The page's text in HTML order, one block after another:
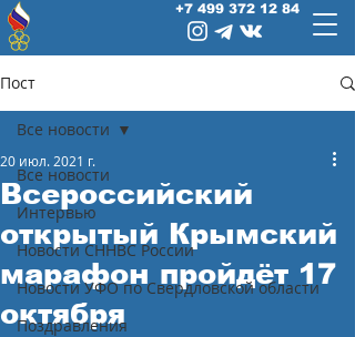
+7 499 372 12 84
Пост
Все новости
Интервью
Новости СННВС России
Новости УФО по Свердловской области
Поздравления
Все новости
Всероссийский
открытый Крымский
марафон пройдёт 17
октября
20 июл. 2021 г.